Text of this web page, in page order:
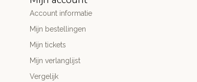
Account informatie
Mijn bestellingen
Mijn tickets
Mijn verlanglijst
Vergelijk